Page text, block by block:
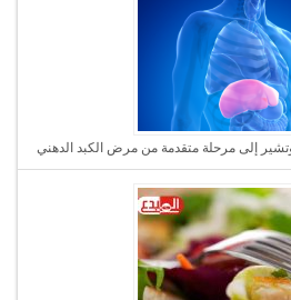
إلى مرحلة متقدمة من مرض الكبد الدهني